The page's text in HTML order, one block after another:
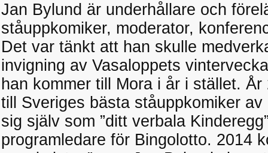
Jan Bylund är underhållare och
ståuppkomiker, moderator,
Det var tänkt att han skulle
invigning av Vasaloppets
han kommer till Mora i år i stället.
till Sveriges bästa ståuppkomiker
sig själv som ”ditt verbala
programledare för Bingolotto. 2014